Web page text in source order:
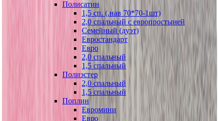
Полисатин
1,5 сп. (.нав 70*70-1шт)
2,0 спальный с европростыней
Семейный (дуэт)
Евростандарт
Евро
2,0 спальный
1,5 спальный
Полиэстер
2,0 спальный
1,5 спальный
Поплин
Евромини
Евро